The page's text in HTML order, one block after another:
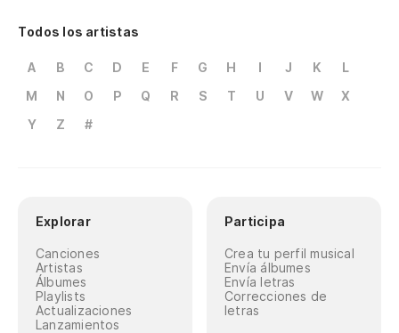
Todos los artistas
A B C D E F G H I J K
L
M
N O P Q R S T U V W
X
Y
Z #
Explorar
Canciones
Artistas
Álbumes
Playlists
Actualizaciones
Lanzamientos
Participa
Crea tu perfil musical
Envía álbumes
Envía letras
Correcciones de
letras